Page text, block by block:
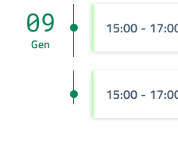
15:00 -
09
Gen
15:00 -